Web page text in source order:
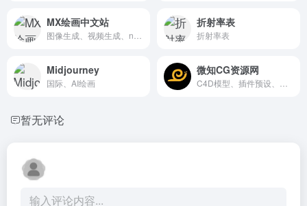
MX绘画中文站 折射率表
折射率表
Midjourney
国际、AI绘画
微知CG资源网
暂无评论